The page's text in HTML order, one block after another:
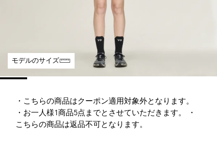
モデルのサイズ
・こちらの商品はクーポン適用対象外となります。
・お一人様1商品5点までとさせていただきます。 ・
こちらの商品は返品不可となります。